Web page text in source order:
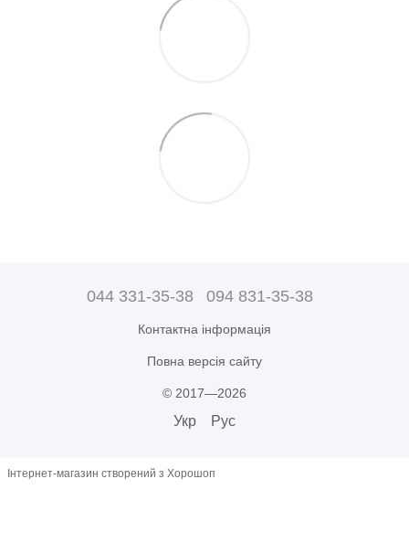
044 331-35-38 094 831-35-38
Контактна інформація
Повна версія сайту
© 2017—2026
Укр Рус
Інтернет-магазин створений з Хорошоп